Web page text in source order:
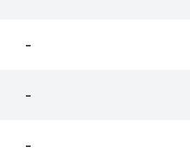
-
-
-